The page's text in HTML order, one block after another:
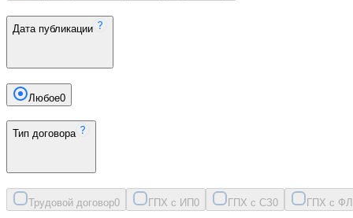
Дата публикации
Любое0
Тип договора
Трудовой договор0 ГПХ с ИП0 ГПХ с СЗ0 ГПХ с ФЛ